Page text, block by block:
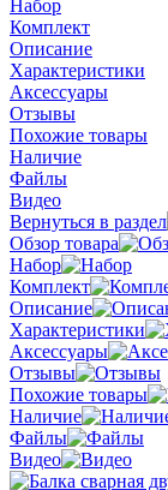
Набор
Комплект
Описание
Характеристики
Аксессуары
Отзывы
Похожие товары
Наличие
Файлы
Видео
Вернуться в раздел
Обзор товара
Набор
Комплект
Описание
Характеристики
Аксессуары
Отзывы
Похожие товары
Наличие
Файлы
Видео